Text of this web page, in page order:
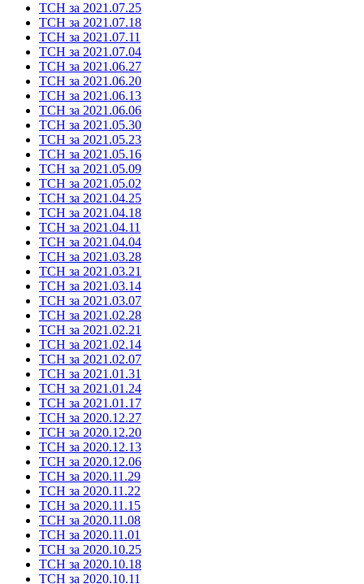
ТСН за 2021.07.25
ТСН за 2021.07.18
ТСН за 2021.07.11
ТСН за 2021.07.04
ТСН за 2021.06.27
ТСН за 2021.06.20
ТСН за 2021.06.13
ТСН за 2021.06.06
ТСН за 2021.05.30
ТСН за 2021.05.23
ТСН за 2021.05.16
ТСН за 2021.05.09
ТСН за 2021.05.02
ТСН за 2021.04.25
ТСН за 2021.04.18
ТСН за 2021.04.11
ТСН за 2021.04.04
ТСН за 2021.03.28
ТСН за 2021.03.21
ТСН за 2021.03.14
ТСН за 2021.03.07
ТСН за 2021.02.28
ТСН за 2021.02.21
ТСН за 2021.02.14
ТСН за 2021.02.07
ТСН за 2021.01.31
ТСН за 2021.01.24
ТСН за 2021.01.17
ТСН за 2020.12.27
ТСН за 2020.12.20
ТСН за 2020.12.13
ТСН за 2020.12.06
ТСН за 2020.11.29
ТСН за 2020.11.22
ТСН за 2020.11.15
ТСН за 2020.11.08
ТСН за 2020.11.01
ТСН за 2020.10.25
ТСН за 2020.10.18
ТСН за 2020.10.11